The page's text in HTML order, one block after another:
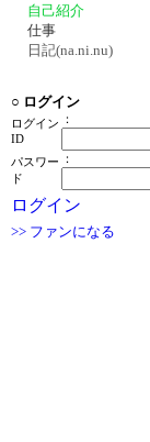
自己紹介
仕事
日記(na.ni.nu)
○ ログイン
ログイン
ID
：
パスワー
ド
：
ログイン
>> ファンになる